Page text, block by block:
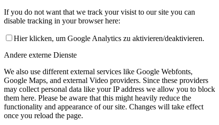
If you do not want that we track your visist to our site you can
disable tracking in your browser here:
Hier klicken, um Google Analytics zu aktivieren/deaktivieren.
Andere externe Dienste
We also use different external services like Google Webfonts,
Google Maps, and external Video providers. Since these providers
may collect personal data like your IP address we allow you to block
them here. Please be aware that this might heavily reduce the
functionality and appearance of our site. Changes will take effect
once you reload the page.